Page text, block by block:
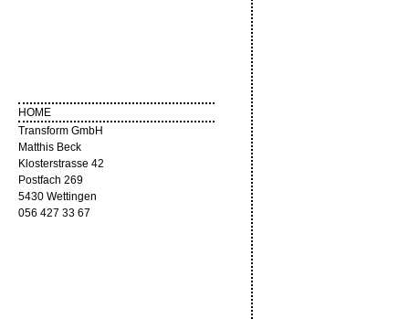
HOME
Transform GmbH
Matthis Beck
Klosterstrasse 42
Postfach 269
5430 Wettingen
056 427 33 67